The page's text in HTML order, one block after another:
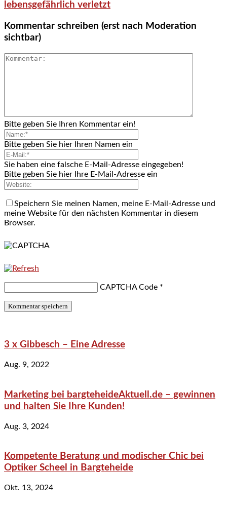
lebensgefährlich verletzt
Kommentar schreiben (erst nach Moderation
sichtbar)
Bitte geben Sie Ihren Kommentar ein!
Bitte geben Sie hier Ihren Namen ein
Sie haben eine falsche E-Mail-Adresse eingegeben!
Bitte geben Sie hier Ihre E-Mail-Adresse ein
Speichern Sie meinen Namen, meine E-Mail-Adresse und
meine Website für den nächsten Kommentar in diesem
Browser.
CAPTCHA Code *
3 x Gibbesch – Eine Adresse
Aug. 9, 2022
Marketing bei bargteheideAktuell.de – gewinnen
und halten Sie Ihre Kunden!
Aug. 3, 2024
Kompetente Beratung und modischer Chic bei
Optiker Scheel in Bargteheide
Okt. 13, 2024